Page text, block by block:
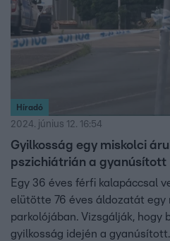
Híradó
2024. június 12. 16:54
Gyilkosság egy miskolci
pszichiátrián a gyanúsított
Egy 36 éves férfi kalapáccsal
elütötte 76 éves áldozatát egy
parkolójában. Vizsgálják, hogy
gyilkosság idején a gyanúsított.